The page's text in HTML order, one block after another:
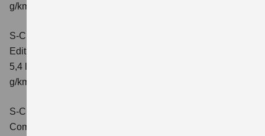
g/km; CO₂-Klasse: D
S-Cross 1.4 BOOSTERJET HYBRID
Edition
5,4 l/100 km; kombinierter Wert der CO2-Emission: 121
g/km; CO2-Klasse: D
S-Cross 1.4 BOOSTERJET HYBRID
Comfort